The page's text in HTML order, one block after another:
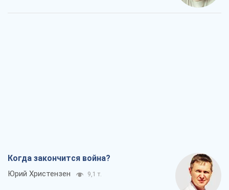
Когда закончится война?
Юрий Христензен 9,1 т.